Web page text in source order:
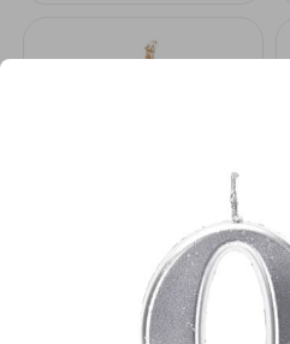
במלאי
19617/6-אגרטל הרמס